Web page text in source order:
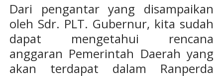
Dari pengantar yang disampaikan
oleh Sdr. PLT. Gubernur, kita sudah
dapat mengetahui rencana
anggaran Pemerintah Daerah yang
akan terdapat dalam Ranperda